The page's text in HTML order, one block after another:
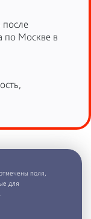
после
по Москве в
поля,
для